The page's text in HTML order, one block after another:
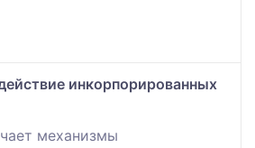
инкорпорированных
механизмы